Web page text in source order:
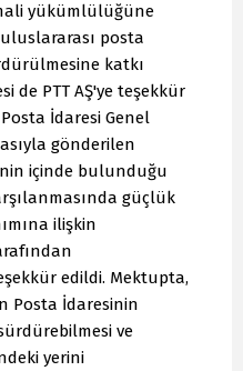
yükümlülüğüne
posta
katkı
de PTT AŞ'ye teşekkür
İdaresi Genel
gönderilen
içinde bulunduğu
güçlük
ilişkin
edildi. Mektupta,
Posta İdaresinin
ve
yerini